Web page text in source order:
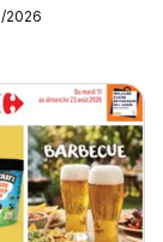
2026